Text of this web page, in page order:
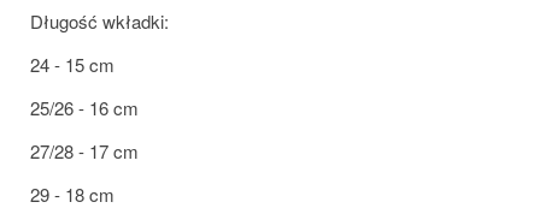
Długość wkładki:
24 - 15 cm
25/26 - 16 cm
27/28 - 17 cm
29 - 18 cm